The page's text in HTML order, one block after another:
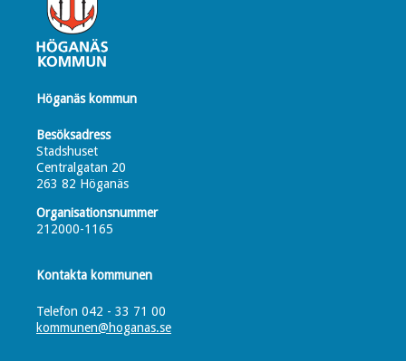
Höganäs kommun
Besöksadress
Stadshuset
Centralgatan 20
263 82 Höganäs
Organisationsnummer
212000-1165
Kontakta kommunen
Telefon 042 - 33 71 00
kommunen@hoganas.se